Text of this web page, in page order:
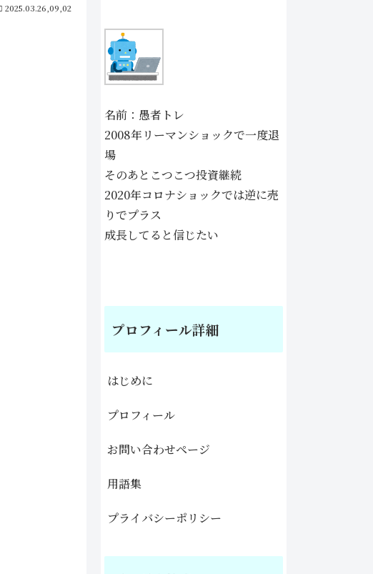
2025.03.26,09,02
名前：愚者トレ
2008年リーマンショックで一度退
場
そのあとこつこつ投資継続
2020年コロナショックでは逆に売
りでプラス
成長してると信じたい
プロフィール詳細
はじめに
プロフィール
お問い合わせページ
用語集
プライバシーポリシー